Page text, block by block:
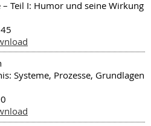
– Teil I: Humor und seine Wirkung
Systeme, Prozesse, Grundlagen